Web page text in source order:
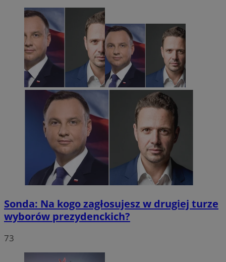
Sonda: Na kogo zagłosujesz w drugiej turze
wyborów prezydenckich?
73